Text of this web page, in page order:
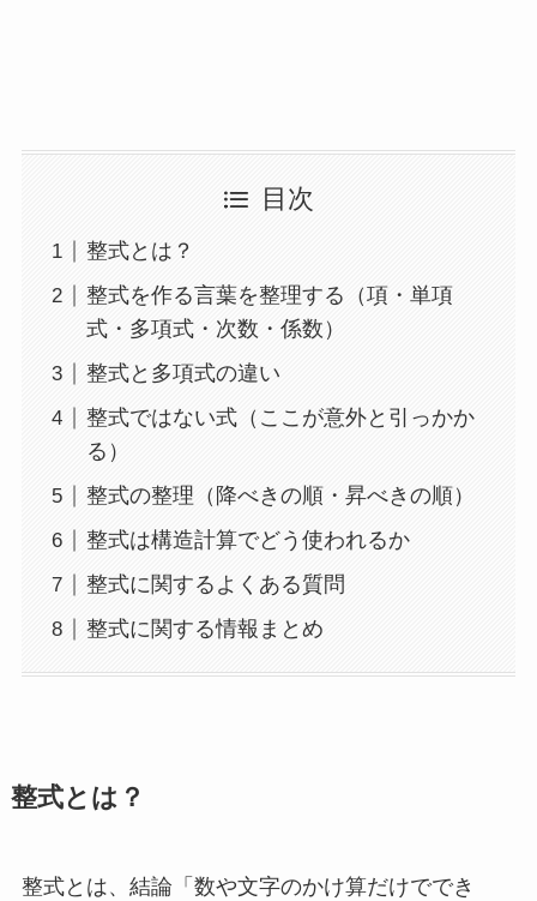
目次
整式とは？
整式を作る言葉を整理する（項・単項
式・多項式・次数・係数）
整式と多項式の違い
整式ではない式（ここが意外と引っかか
る）
整式の整理（降べきの順・昇べきの順）
整式は構造計算でどう使われるか
整式に関するよくある質問
整式に関する情報まとめ
整式とは？
整式とは、結論「数や文字のかけ算だけででき